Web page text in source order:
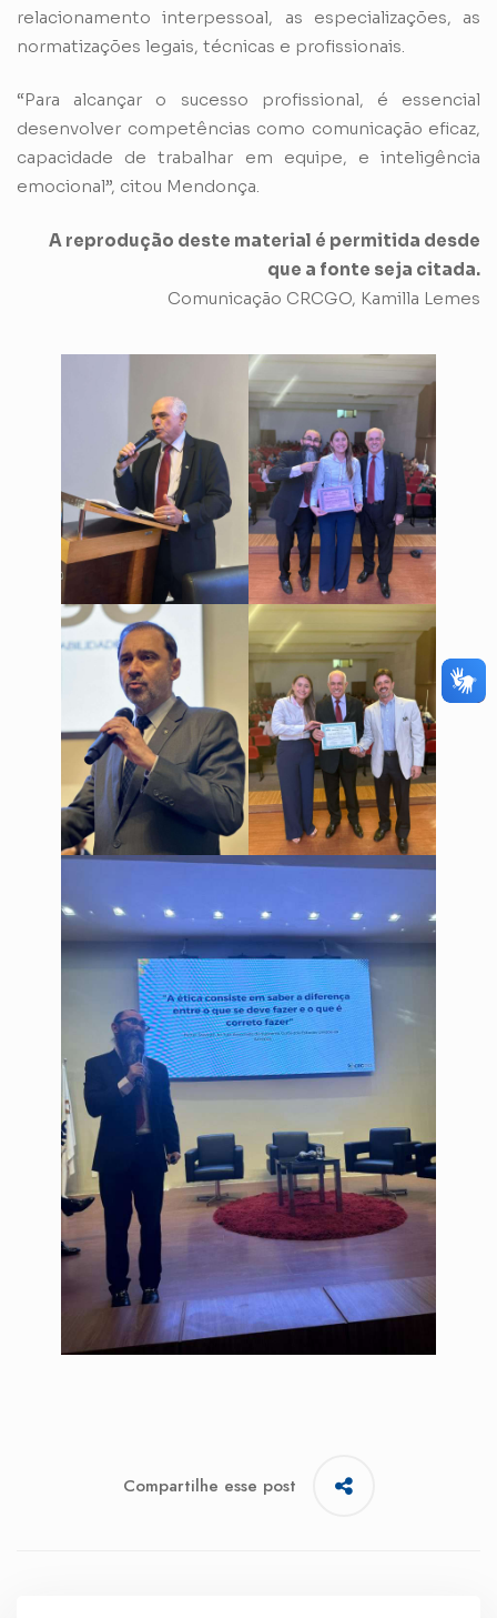
relacionamento interpessoal, as especializações, as
normatizações legais, técnicas e profissionais.
“Para alcançar o sucesso profissional, é essencial
desenvolver competências como comunicação eficaz,
capacidade de trabalhar em equipe, e inteligência
emocional”, citou Mendonça.
A reprodução deste material é permitida desde
que a fonte seja citada.
Comunicação CRCGO, Kamilla Lemes
Compartilhe esse post